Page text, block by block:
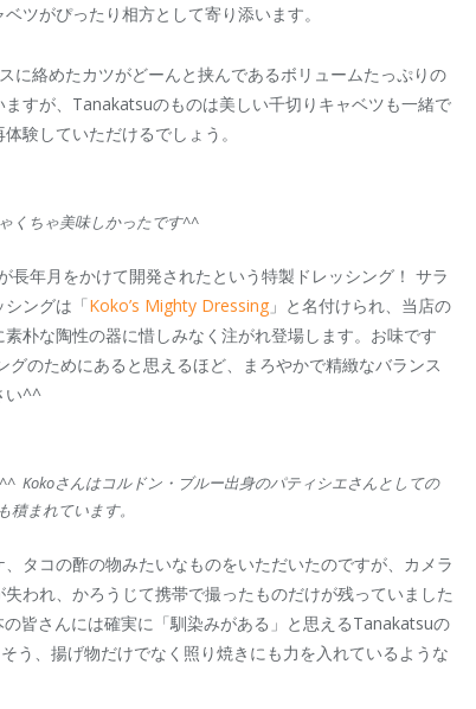
ツがぴったり相方として寄り添います。
に絡めたカツがどーんと挟んであるボリュームたっぷりの
すが、Tanakatsuのものは美しい千切りキャベツも一緒で
験していただけるでしょう。
くちゃ美味しかったです^^
年月をかけて開発されたという特製ドレッシング！ サラ
ングは「Koko’s Mighty Dressing 」と名付けられ、当店の
朴な陶性の器に惜しみなく注がれ登場します。お味です
のためにあると思えるほど、まろやかで精緻なバランス
い^^
Kokoさんはコルドン・ブルー出身のパティシエさんとしての
積まれています。
タコの酢の物みたいなものをいただいたのですが、カメラ
われ、かろうじて携帯で撮ったものだけが残っていました
皆さんには確実に「馴染みがある」と思えるTanakatsuの
う、揚げ物だけでなく照り焼きにも力を入れているような